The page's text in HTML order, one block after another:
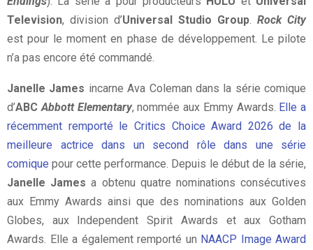
Television, division d’Universal Studio Group Rock City
est pour le moment en phase de développement. Le pilote
n’a pas encore été commandé.
Janelle James incarne Ava Coleman dans la série comique
d’ABC Abbott Elementary, nommée aux Emmy Awards. Elle a
récemment remporté le Critics Choice Award 2026 de la
meilleure actrice dans un second rôle dans une série
comique pour cette performance. Depuis le début de la série,
Janelle James a obtenu quatre nominations consécutives
aux Emmy Awards ainsi que des nominations aux Golden
Globes, aux Independent Spirit Awards et aux Gotham
Awards. Elle a également remporté un NAACP Image Award